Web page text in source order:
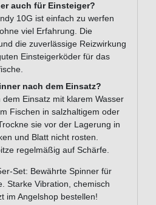
auch für Einsteiger?
10G ist einfach zu werfen
viel Erfahrung. Die
die zuverlässige Reizwirkung
Einsteigerköder für das
nach dem Einsatz?
Einsatz mit klarem Wasser
Fischen in salzhaltigem oder
sie vor der Lagerung in
und Blatt nicht rosten.
regelmäßig auf Schärfe.
Set: Bewährte Spinner für
Starke Vibration, chemisch
im Angelshop bestellen!